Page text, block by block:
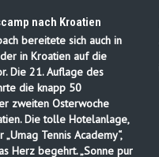
nach Kroatien
bereitete sich auch in
in Kroatien auf die
Die 21. Auflage des
die knapp 50
zweiten Osterwoche
Die tolle Hotelanlage,
Tennis Academy“,
Herz begehrt. „Sonne pur